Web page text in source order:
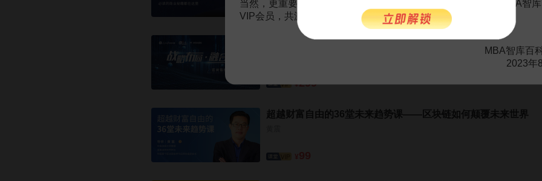
¥
战略布局·融合发展——聚焦区块链融合创新发展
¥299
超越财富自由的36堂未来趋势课——区块链如何颠覆未来世界
当然，更重要的是长期以来您对百科频道的支持。诚邀您加入MBA智
VIP会员，共渡难关，共同见证彼此的成长和进步！
MBA智库百
2023年